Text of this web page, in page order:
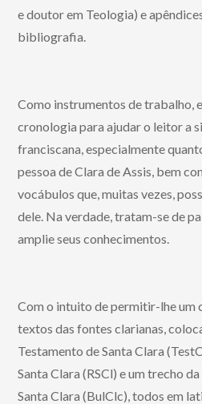
e doutor em Teologia) e
bibliografia.
Como instrumentos de trabalho,
cronologia para ajudar o leitor a
franciscana, especialmente
pessoa de Clara de Assis, bem
vocábulos que, muitas vezes,
dele. Na verdade, tratam-se de
amplie seus conhecimentos.
Com o intuito de permitir-lhe um
textos das fontes clarianas,
Testamento de Santa Clara
Santa Clara (RSCl) e um trecho
Santa Clara (BulClc), todos em